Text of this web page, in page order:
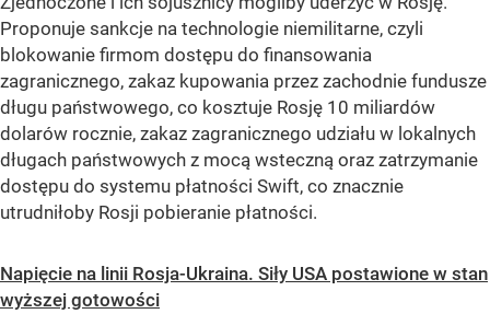
Proponuje sankcje na technologie niemilitarne, czyli
blokowanie firmom dostępu do finansowania
zagranicznego, zakaz kupowania przez zachodnie fundusze
długu państwowego, co kosztuje Rosję 10 miliardów
dolarów rocznie, zakaz zagranicznego udziału w lokalnych
długach państwowych z mocą wsteczną oraz zatrzymanie
dostępu do systemu płatności Swift, co znacznie
utrudniłoby Rosji pobieranie płatności.
Napięcie na linii Rosja-Ukraina. Siły USA postawione w stan
wyższej gotowości